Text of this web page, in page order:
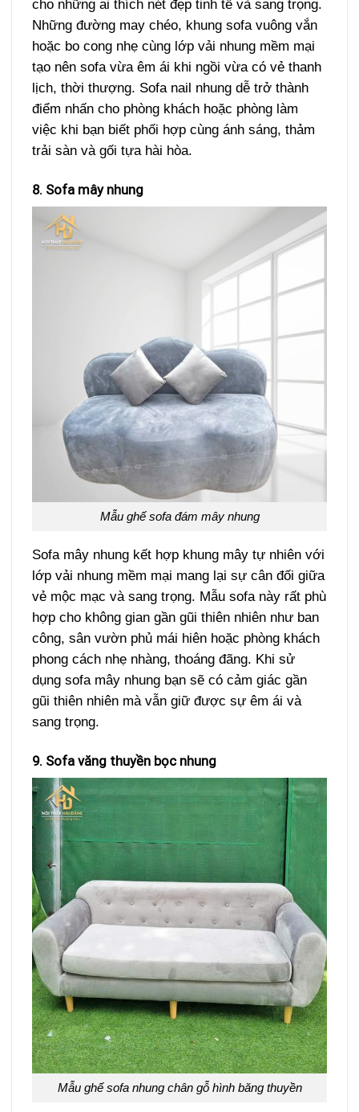
cho những ai thích nét đẹp tinh tế và sang trọng.
Những đường may chéo, khung sofa vuông vắn
hoặc bo cong nhẹ cùng lớp vải nhung mềm mại
tạo nên sofa vừa êm ái khi ngồi vừa có vẻ thanh
lịch, thời thượng. Sofa nail nhung dễ trở thành
điểm nhấn cho phòng khách hoặc phòng làm
việc khi bạn biết phối hợp cùng ánh sáng, thảm
trải sàn và gối tựa hài hòa.
8. Sofa mây nhung
Mẫu ghế sofa đám mây nhung
Sofa mây nhung kết hợp khung mây tự nhiên với
lớp vải nhung mềm mại mang lại sự cân đối giữa
vẻ mộc mạc và sang trọng. Mẫu sofa này rất phù
hợp cho không gian gần gũi thiên nhiên như ban
công, sân vườn phủ mái hiên hoặc phòng khách
phong cách nhẹ nhàng, thoáng đãng. Khi sử
dụng sofa mây nhung bạn sẽ có cảm giác gần
gũi thiên nhiên mà vẫn giữ được sự êm ái và
sang trọng.
9. Sofa văng thuyền bọc nhung
Mẫu ghế sofa nhung chân gỗ hình băng thuyền